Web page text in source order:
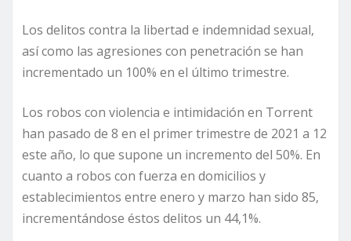
Los delitos contra la libertad e indemnidad sexual,
así como las agresiones con penetración se han
incrementado un 100% en el último trimestre.
Los robos con violencia e intimidación en Torrent
han pasado de 8 en el primer trimestre de 2021 a 12
este año, lo que supone un incremento del 50%. En
cuanto a robos con fuerza en domicilios y
establecimientos entre enero y marzo han sido 85,
incrementándose éstos delitos un 44,1%.